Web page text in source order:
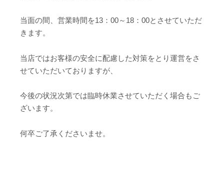
当面の間、営業時間を13：00～18：00とさせていただ
きます。
当店ではお客様の安全に配慮した対策をとり運営をさ
せていただいておりますが、
今後の状況次第では臨時休業させていただく場合もご
ざいます。
何卒ご了承くださいませ。